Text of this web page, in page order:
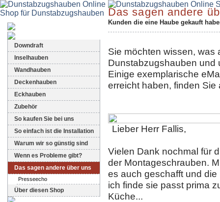
Downdraft
Inselhauben
Wandhauben
Deckenhauben
Eckhauben
Zubehör
So kaufen Sie bei uns
So einfach ist die Installation
Warum wir so günstig sind
Wenn es Probleme gibt?
Das sagen andere über uns
Presseecho
Über diesen Shop
Das sagen andere
Kunden die eine Haube gekauft
Sie möchten wissen, was
Dunstabzugshauben und
Einige exemplarische
erreicht haben, finden Sie
Lieber Herr Fallis,
Vielen Dank nochmal für
der Montageschrauben.
es auch geschafft und
ich finde sie passt prima
Küche...